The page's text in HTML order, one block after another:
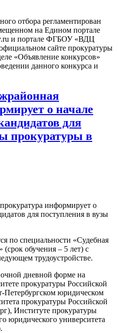
отбора регламентирован
на Едином портале
и портале ФГБОУ «ВДЦ
сайте прокуратуры
«Объявление конкурсов»
данного конкурса и
о начале
для
прокуратуры в
информирует о
для поступления в вузы
по специальности «Судебная
(срок обучения – 5 лет) с
трудоустройстве.
дневной форме на
прокуратуры Российской
юридическом
прокуратуры Российской
Институте прокуратуры
юридического университета